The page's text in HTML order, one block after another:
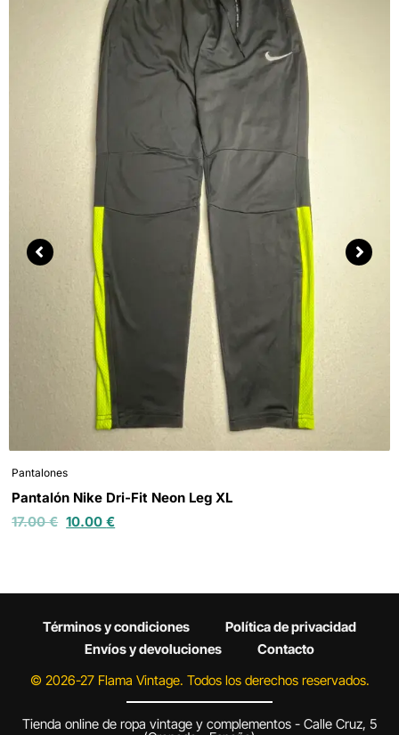
Pantalones
Pantalón Nike Dri-Fit Neon Leg XL
17.00€ 10.00€
Términos y condiciones
Política de privacidad
Envíos y devoluciones
Contacto
© 2026-27 Flama Vintage. Todos los derechos reservados.
Tienda online de ropa vintage y complementos - Calle Cruz, 5